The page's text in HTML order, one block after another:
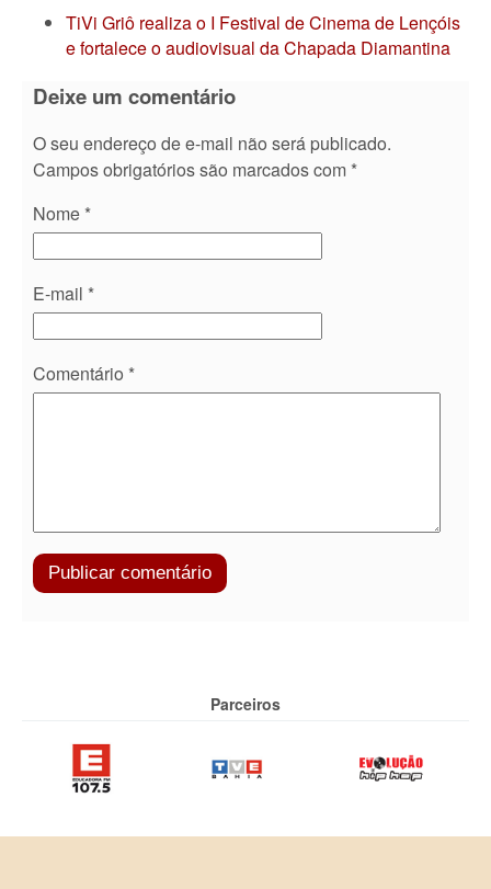
TiVi Griô realiza o I Festival de Cinema de Lençóis
e fortalece o audiovisual da Chapada Diamantina
Deixe um comentário
O seu endereço de e-mail não será publicado.
Campos obrigatórios são marcados com *
Nome *
E-mail *
Comentário *
Parceiros